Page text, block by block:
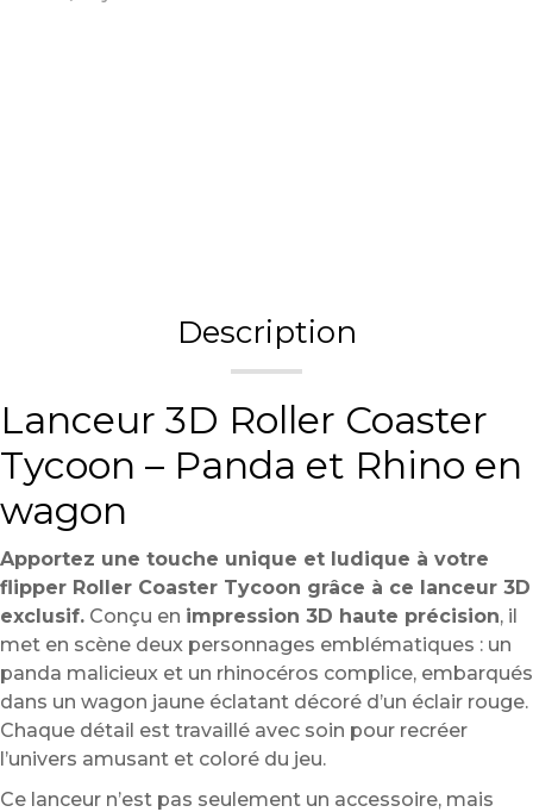
Description
Lanceur 3D Roller Coaster
Tycoon – Panda et Rhino en
wagon
Apportez une touche unique et ludique à votre
flipper Roller Coaster Tycoon grâce à ce lanceur 3D
exclusif. Conçu en impression 3D haute précision, il
met en scène deux personnages emblématiques : un
panda malicieux et un rhinocéros complice, embarqués
dans un wagon jaune éclatant décoré d’un éclair rouge.
Chaque détail est travaillé avec soin pour recréer
l’univers amusant et coloré du jeu.
Ce lanceur n’est pas seulement un accessoire, mais